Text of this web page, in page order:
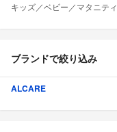
キッズ／ベビー／マタニティ
ブランドで絞り込み
ALCARE